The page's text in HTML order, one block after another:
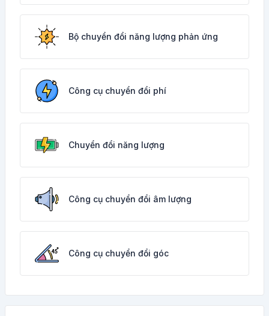
Bộ chuyển đổi năng lượng phản ứng
Công cụ chuyển đổi phí
Chuyển đổi năng lượng
Công cụ chuyển đổi âm lượng
Công cụ chuyển đổi góc